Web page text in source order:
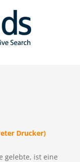
Drucker)
gelebte, ist eine